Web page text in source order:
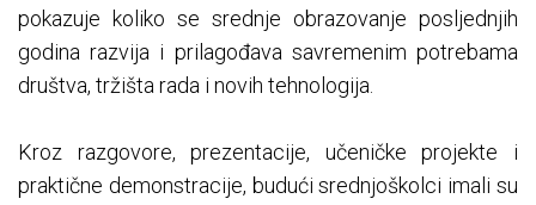
pokazuje koliko se srednje obrazovanje posljednjih
godina razvija i prilagođava savremenim potrebama
društva, tržišta rada i novih tehnologija.
Kroz razgovore, prezentacije, učeničke projekte i
praktične demonstracije, budući srednjoškolci imali su